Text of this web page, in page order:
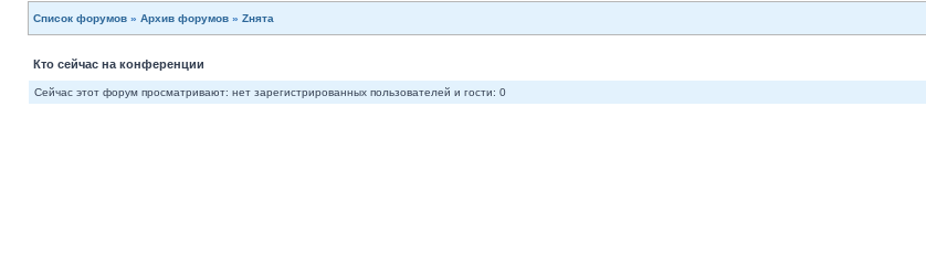
Список форумов » Архив форумов » Zнята
Кто сейчас на конференции
Сейчас этот форум просматривают: нет зарегистрированных пользователей и гости: 0